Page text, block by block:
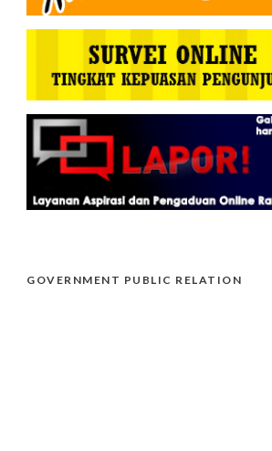
GOVERNMENT PUBLIC RELATION